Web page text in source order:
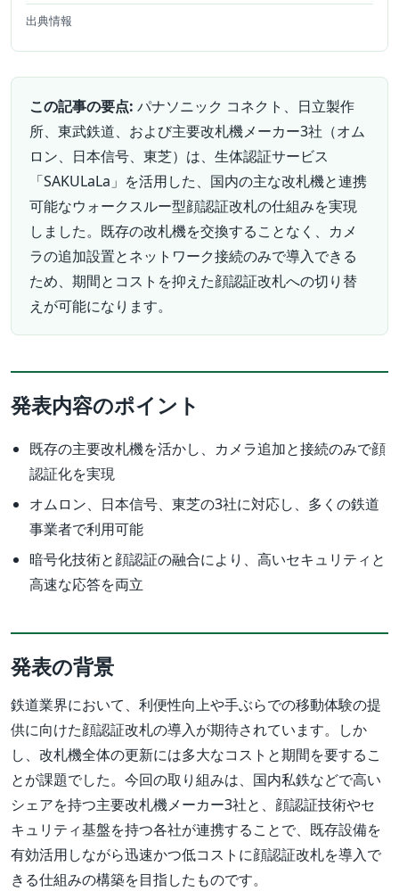
出典情報
この記事の要点: パナソニック コネクト、日立製作
所、東武鉄道、および主要改札機メーカー3社（オム
ロン、日本信号、東芝）は、生体認証サービス
「SAKULaLa」を活用した、国内の主な改札機と連携
可能なウォークスルー型顔認証改札の仕組みを実現
しました。既存の改札機を交換することなく、カメ
ラの追加設置とネットワーク接続のみで導入できる
ため、期間とコストを抑えた顔認証改札への切り替
えが可能になります。
発表内容のポイント
既存の主要改札機を活かし、カメラ追加と接続のみで顔
認証化を実現
オムロン、日本信号、東芝の3社に対応し、多くの鉄道
事業者で利用可能
暗号化技術と顔認証の融合により、高いセキュリティと
高速な応答を両立
発表の背景
鉄道業界において、利便性向上や手ぶらでの移動体験の提
供に向けた顔認証改札の導入が期待されています。しか
し、改札機全体の更新には多大なコストと期間を要するこ
とが課題でした。今回の取り組みは、国内私鉄などで高い
シェアを持つ主要改札機メーカー3社と、顔認証技術やセ
キュリティ基盤を持つ各社が連携することで、既存設備を
有効活用しながら迅速かつ低コストに顔認証改札を導入で
きる仕組みの構築を目指したものです。